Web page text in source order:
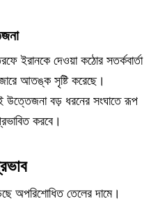
ইরানকে দেওয়া কঠোর সতর্কবার্তা
আতঙ্ক সৃষ্টি করেছে।
উত্তেজনা বড় ধরনের সংঘাতে রূপ
করবে।
অপরিশোধিত তেলের দামে।